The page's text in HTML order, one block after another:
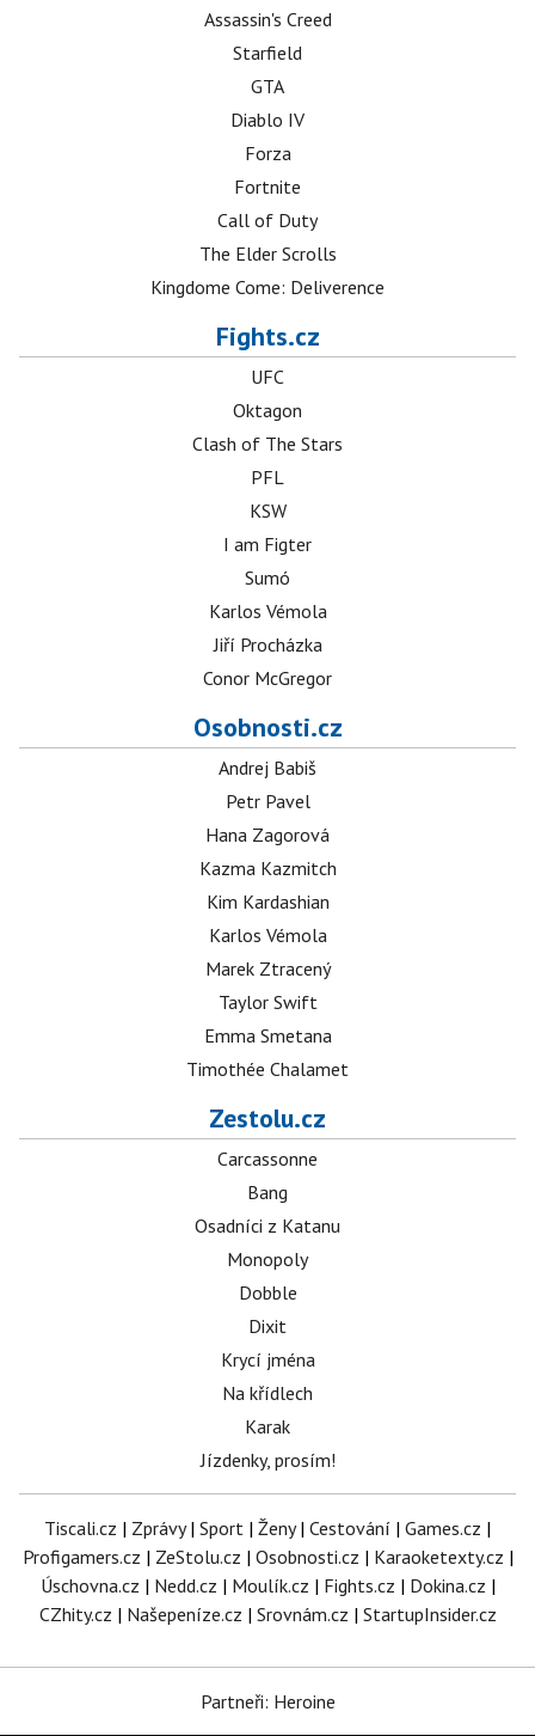
Assassin's Creed
Starfield
GTA
Diablo IV
Forza
Fortnite
Call of Duty
The Elder Scrolls
Kingdome Come: Deliverence
Fights.cz
UFC
Oktagon
Clash of The Stars
PFL
KSW
I am Figter
Sumó
Karlos Vémola
Jiří Procházka
Conor McGregor
Osobnosti.cz
Andrej Babiš
Petr Pavel
Hana Zagorová
Kazma Kazmitch
Kim Kardashian
Karlos Vémola
Marek Ztracený
Taylor Swift
Emma Smetana
Timothée Chalamet
Zestolu.cz
Carcassonne
Bang
Osadníci z Katanu
Monopoly
Dobble
Dixit
Krycí jména
Na křídlech
Karak
Jízdenky, prosím!
Tiscali.cz | Zprávy| Sport | Ženy| Cestování | Games.cz |
Profigamers.cz | ZeStolu.cz | Osobnosti.cz | Karaoketexty.cz |
Úschovna.cz | Nedd.cz | Moulík.cz | Fights.cz | Dokina.cz |
CZhity.cz | Našepeníze.cz | Srovnám.cz | StartupInsider.cz
Partneři: Heroine